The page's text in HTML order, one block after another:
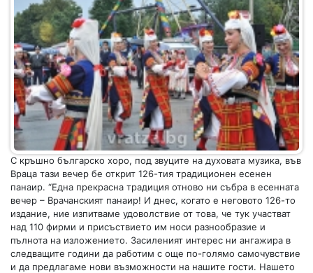
С кръшно българско хоро, под звуците на духовата музика, във
Враца тази вечер бе открит 126-тия традиционен есенен
панаир. “Една прекрасна традиция отново ни събра в есенната
вечер – Врачанският панаир! И днес, когато е неговото 126-то
издание, ние изпитваме удоволствие от това, че тук участват
над 110 фирми и присъствието им носи разнообразие и
пълнота на изложението. Засиленият интерес ни ангажира в
следващите години да работим с още по-голямо самочувствие
и да предлагаме нови възможности на нашите гости. Нашето